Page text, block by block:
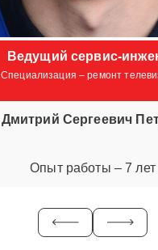
Ведущий сервис-
Специализация – ремонт
Дмитрий Сергеевич
Опыт работы – 7 лет